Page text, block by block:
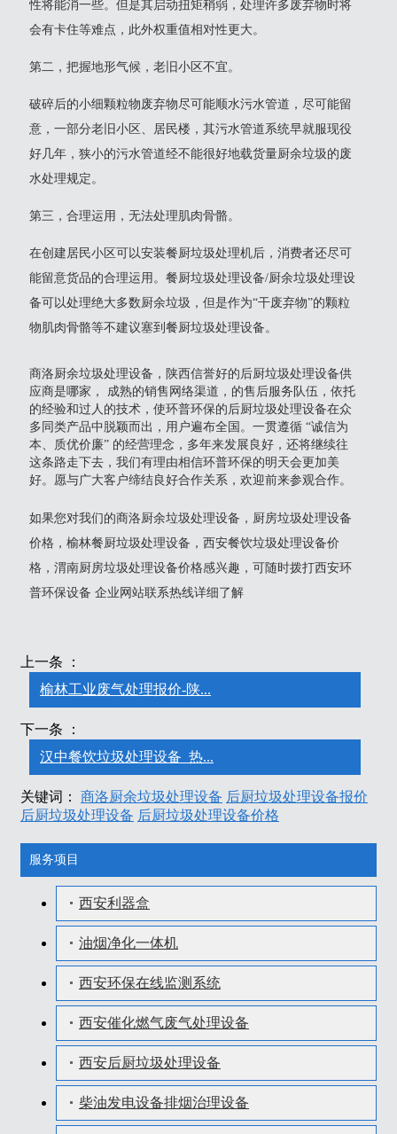
性将能消一些。但是其启动扭矩稍弱，处理许多废弃物时将
会有卡住等难点，此外权重值相对性更大。
第二，把握地形气候，老旧小区不宜。
破碎后的小细颗粒物废弃物尽可能顺水污水管道，尽可能留
意，一部分老旧小区、居民楼，其污水管道系统早就服现役
好几年，狭小的污水管道经不能很好地载货量厨余垃圾的废
水处理规定。
第三，合理运用，无法处理肌肉骨骼。
在创建居民小区可以安装餐厨垃圾处理机后，消费者还尽可
能留意货品的合理运用。餐厨垃圾处理设备/厨余垃圾处理设
备可以处理绝大多数厨余垃圾，但是作为“干废弃物”的颗粒
物肌肉骨骼等不建议塞到餐厨垃圾处理设备。
商洛厨余垃圾处理设备，陕西信誉好的后厨垃圾处理设备供
应商是哪家， 成熟的销售网络渠道，的售后服务队伍，依托
的经验和过人的技术，使环普环保的后厨垃圾处理设备在众
多同类产品中脱颖而出，用户遍布全国。一贯遵循 “诚信为
本、质优价廉” 的经营理念，多年来发展良好，还将继续往
这条路走下去，我们有理由相信环普环保的明天会更加美
好。愿与广大客户缔结良好合作关系，欢迎前来参观合作。
如果您对我们的商洛厨余垃圾处理设备，厨房垃圾处理设备
价格，榆林餐厨垃圾处理设备，西安餐饮垃圾处理设备价
格，渭南厨房垃圾处理设备价格感兴趣，可随时拨打西安环
普环保设备 企业网站联系热线详细了解
上一条 ：
榆林工业废气处理报价-陕...
下一条 ：
汉中餐饮垃圾处理设备_热...
关键词： 商洛厨余垃圾处理设备 后厨垃圾处理设备报价
后厨垃圾处理设备 后厨垃圾处理设备价格
服务项目
西安利器盒
油烟净化一体机
西安环保在线监测系统
西安催化燃气废气处理设备
西安后厨垃圾处理设备
柴油发电设备排烟治理设备